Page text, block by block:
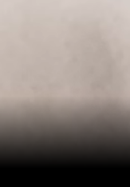
00:00 / 00:00